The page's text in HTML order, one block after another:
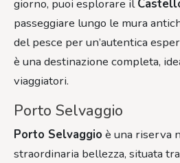
giorno, puoi esplorare il
passeggiare lungo le mura
del pesce per un’autentica
è una destinazione completa,
viaggiatori.
Porto Selvaggio
Porto Selvaggio è una riserva
straordinaria bellezza, situata